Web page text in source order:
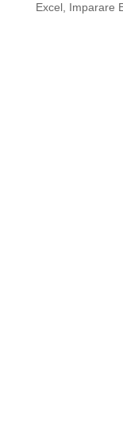
Excel, Imparare